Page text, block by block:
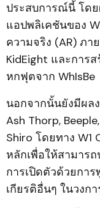
ประสบการณ์นี้ โด
แอปพลิเคชันของ
ความจริง (AR) ภ
KidEight และการ
หกฟุตจาก WhIsBe
นอกจากนั้นยังมีผล
Ash Thorp,
Shiro โดยทาง
หลักเพื่อให้สามาร
การเปิดตัวด้วยกา
เกียรติอื่นๆ ในวงก